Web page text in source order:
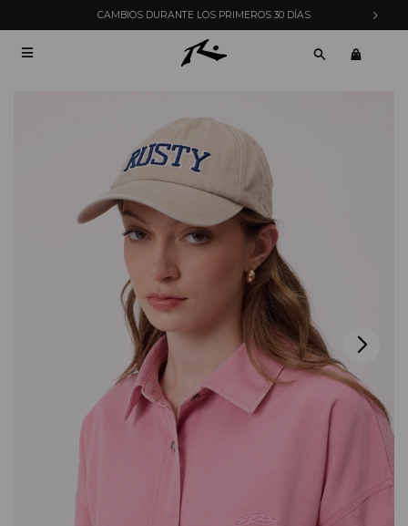
ENVÍOS EXPRESS EN MONTEVIDEO CON PEDIDOS YA
